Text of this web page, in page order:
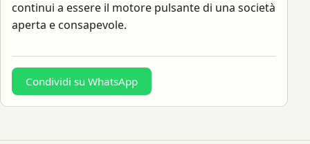
continui a essere il motore pulsante di una società
aperta e consapevole.
Condividi su WhatsApp